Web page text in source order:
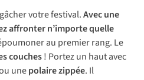
votre festival.Avec une
affronter n’importe quelle
au premier rang. Le
couches! Portez un haut avec
unepolaire zippée. Il